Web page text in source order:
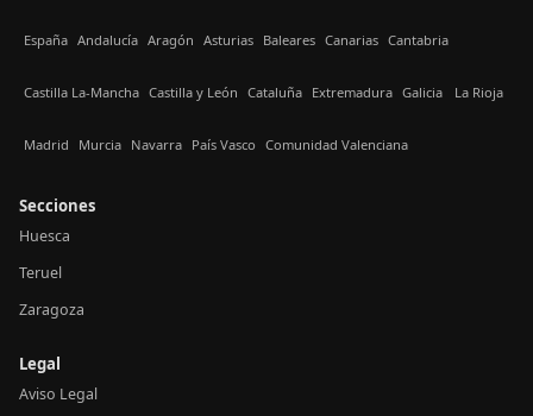
España Andalucía Aragón Asturias Baleares Canarias Cantabria
Castilla La-Mancha Castilla y León Cataluña Extremadura Galicia La Rioja
Madrid Murcia Navarra País Vasco Comunidad Valenciana
Secciones
Huesca
Teruel
Zaragoza
Legal
Aviso Legal